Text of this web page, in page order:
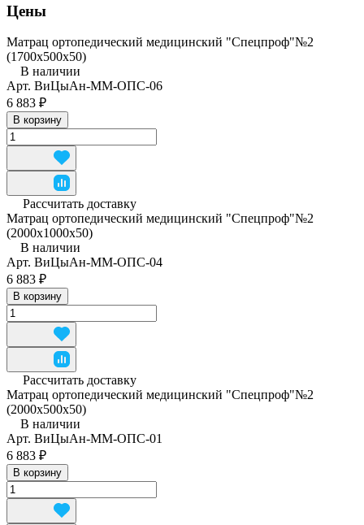
Цены
Матрац ортопедический медицинский "Спецпроф"№2
(1700х500х50)
В наличии
Арт. ВиЦыАн-ММ-ОПС-06
6 883 ₽
В корзину
Рассчитать доставку
Матрац ортопедический медицинский "Спецпроф"№2
(2000х1000х50)
В наличии
Арт. ВиЦыАн-ММ-ОПС-04
6 883 ₽
В корзину
Рассчитать доставку
Матрац ортопедический медицинский "Спецпроф"№2
(2000х500х50)
В наличии
Арт. ВиЦыАн-ММ-ОПС-01
6 883 ₽
В корзину